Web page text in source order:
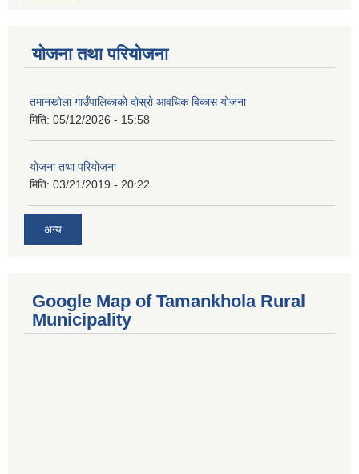
योजना तथा परियोजना
तमानखोला गाउँपालिकाको दोस्रो आवधिक विकास योजना
मिति: 05/12/2026 - 15:58
योजना तथा परियोजना
मिति: 03/21/2019 - 20:22
अन्य
Google Map of Tamankhola Rural
Municipality